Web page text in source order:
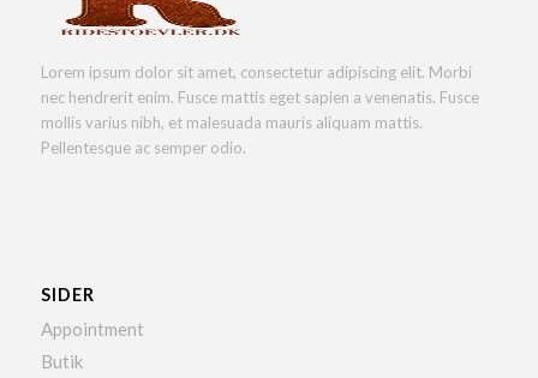
Lorem ipsum dolor sit amet, consectetur adipiscing elit. Morbi
nec hendrerit enim. Fusce mattis eget sapien a venenatis. Fusce
mollis varius nibh, et malesuada mauris aliquam mattis.
Pellentesque ac semper odio.
SIDER
Appointment
Butik